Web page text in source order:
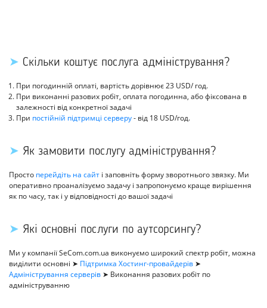
➤ Скільки коштує послуга адміністрування?
При погодинній оплаті, вартість дорівнює 23 USD/ год.
При виконанні разових робіт, оплата погодинна, або фіксована в
залежності від конкретної задачі
При постійній підтримці серверу- від 18 USD/год.
➤ Як замовити послугу адміністрування?
Просто перейдіть на сайт і заповніть форму зворотнього звязку. Ми
оперативно проаналізуємо задачу і запропонуємо краще вирішення
як по часу, так і у відповідності до вашої задачі
➤ Які основні послуги по аутсорсингу?
Ми у компанії SeCom.com.ua виконуємо широкий спектр робіт, можна
виділити основні ➤ Підтримка Хостинг-провайдерів ➤
Адміністрування серверів ➤ Виконання разових робіт по
адмініструванню